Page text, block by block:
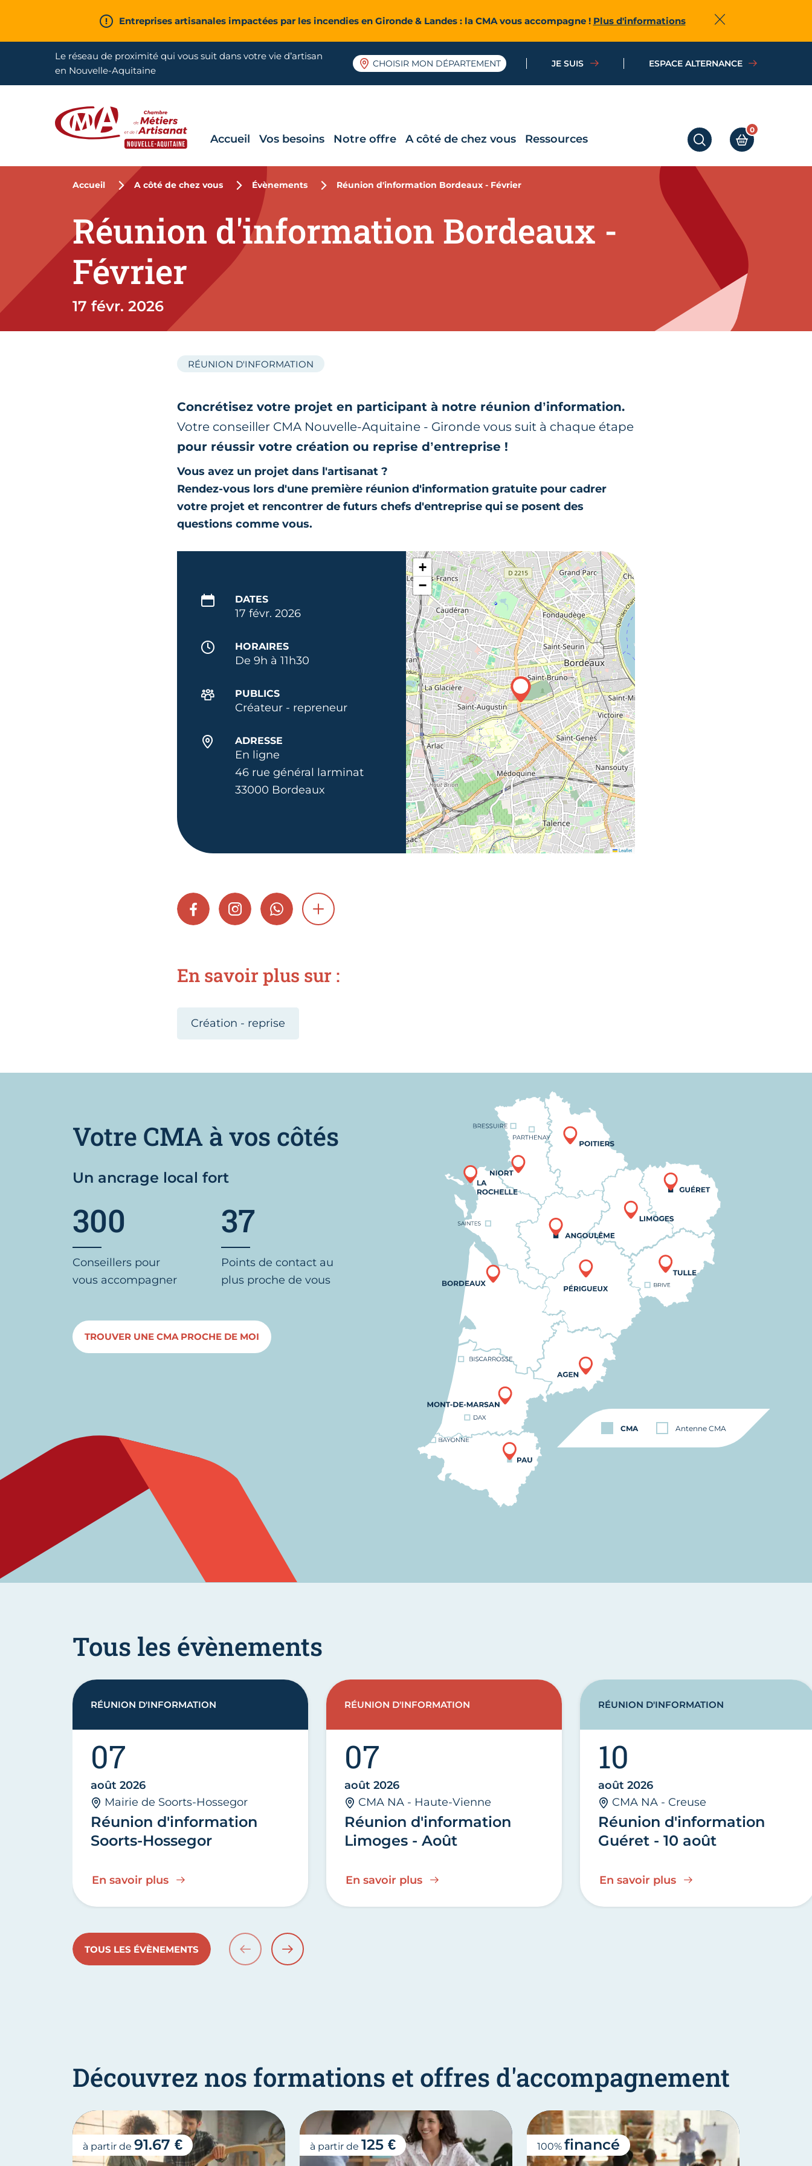
Entreprises artisanales impactées par les incendies en Gironde & Landes : la CMA vous accompagne ! Plus d'informations Fermer
Le réseau de proximité qui vous suit dans votre vie d’artisan
en Nouvelle-Aquitaine
CHOISIR MON DÉPARTEMENT JE SUIS ESPACE ALTERNANCE
RECHERCHERMON PANIER
0
Accueil Vos besoins Notre offre A côté de chez vous Ressources
Accueil A côté de chez vous Évènements Réunion d'information Bordeaux - Février
Réunion d'information Bordeaux -
Février
17 févr. 2026
RÉUNION D'INFORMATION
Concrétisez votre projet en participant à notre réunion d’information.
Votre conseiller CMA Nouvelle-Aquitaine - Gironde vous suit à chaque étape
pour réussir votre création ou reprise d’entreprise !
Vous avez un projet dans l'artisanat ?
Rendez-vous lors d'une première réunion d'information gratuite pour cadrer
votre projet et rencontrer de futurs chefs d'entreprise qui se posent des
questions comme vous.
DATES
17 févr. 2026
HORAIRES
De 9h à 11h30
PUBLICS
Créateur - repreneur
ADRESSE
En ligne
46 rue général larminat
33000 Bordeaux
+
−
Leaflet
FACEBOOKINSTAGRAMWHATSAPPSHOW MORE
En savoir plus sur :
Création - reprise
CMA Antenne CMA
Votre CMA à vos côtés
Un ancrage local fort
300
Conseillers pour
vous accompagner
37
Points de contact au
plus proche de vous
TROUVER UNE CMA PROCHE DE MOI
Tous les évènements
Réunion d'information
Soorts-Hossegor
07
août 2026
Mairie de Soorts-Hossegor
En savoir plus
RÉUNION D'INFORMATION
Réunion d'information
Limoges - Août
07
août 2026
CMA NA - Haute-Vienne
En savoir plus
RÉUNION D'INFORMATION
Réunion d'information
Guéret - 10 août
10
août 2026
CMA NA - Creuse
En savoir plus
RÉUNION D'INFORMATION
TOUS LES ÉVÈNEMENTS PRÉCÉDENTSUIVANT
Découvrez nos formations et offres d'accompagnement
à partir de 91.67 € à partir de 125 € 100% financé